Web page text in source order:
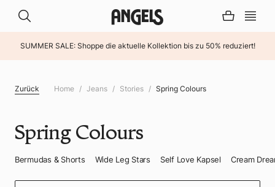
SUMMER SALE: Shoppe die aktuelle Kollektion bis zu 50% reduziert!
Zurück Home Jeans Stories Spring Colours
Spring Colours
Bermudas & Shorts Wide Leg Stars Self Love Kapsel Cream